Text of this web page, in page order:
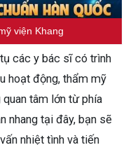
viện Khang
các y bác sĩ có trình
hoạt động, thẩm mỹ
tâm lớn từ phía
nhang tại đây, bạn sẽ
nhiệt tình và tiến